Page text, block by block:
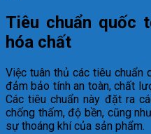
Tiêu chuẩn quốc
hóa chất
Việc tuân thủ các tiêu chuẩn
đảm bảo tính an toàn, chất
Các tiêu chuẩn này đặt ra
chống thấm, độ bền, cũng
sự thoáng khí của sản phẩm.